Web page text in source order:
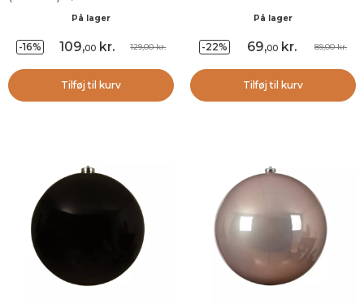
På lager
-16% 109,00kr. 129,00 kr.
Tilføj til kurv
På lager
-22% 69,00 kr. 89,00 kr.
Tilføj til kurv